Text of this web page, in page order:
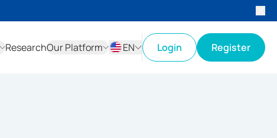
ResearchOur Platform
EN
Login Register